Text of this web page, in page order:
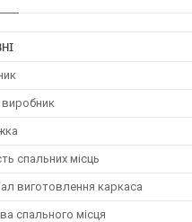
виробник
спальних місць
виготовлення каркаса
спального місця